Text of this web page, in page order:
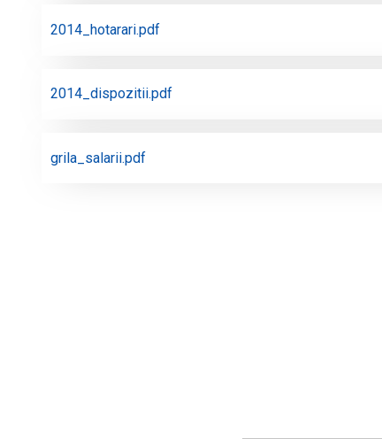
2014_hotarari.pdf
2014_dispozitii.pdf
grila_salarii.pdf